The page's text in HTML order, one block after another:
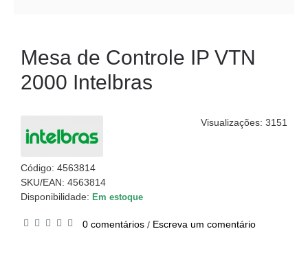
Mesa de Controle IP VTN
2000 Intelbras
Visualizações: 3151
Código: 4563814
SKU/EAN: 4563814
Disponibilidade: Em estoque
0 comentários / Escreva um comentário